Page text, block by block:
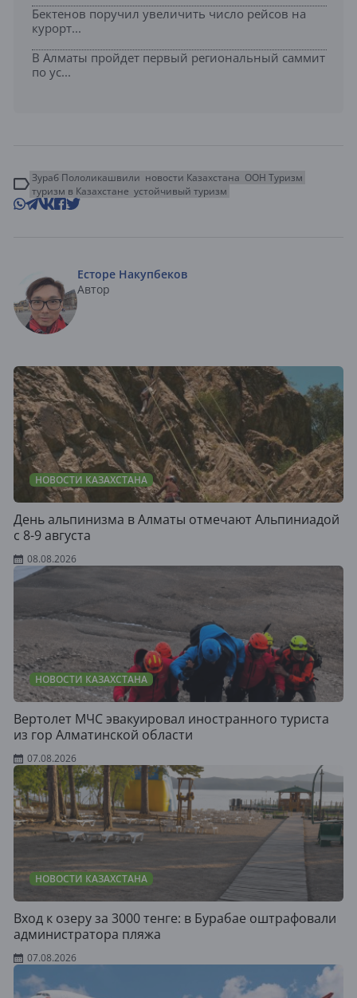
Бектенов поручил увеличить число рейсов на
курорт...
В Алматы пройдет первый региональный саммит
по ус...
Зураб Пололикашвили новости Казахстана ООН Туризм
туризм в Казахстане устойчивый туризм
Есторе Накупбеков
Автор
НОВОСТИ КАЗАХСТАНА
День альпинизма в Алматы отмечают Альпиниадой
с 8-9 августа
08.08.2026
НОВОСТИ КАЗАХСТАНА
Вертолет МЧС эвакуировал иностранного туриста
из гор Алматинской области
07.08.2026
НОВОСТИ КАЗАХСТАНА
Вход к озеру за 3000 тенге: в Бурабае оштрафовали
администратора пляжа
07.08.2026